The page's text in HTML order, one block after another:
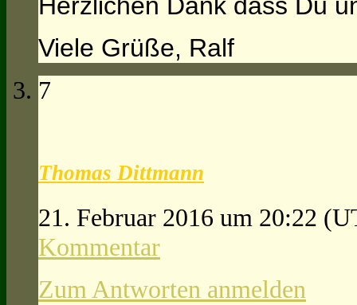
Viele Grüße, Ralf
7
Thomas Dittmann
21. Februar 2016 um 20:22
Kommentar
Zum Antworten anmelden